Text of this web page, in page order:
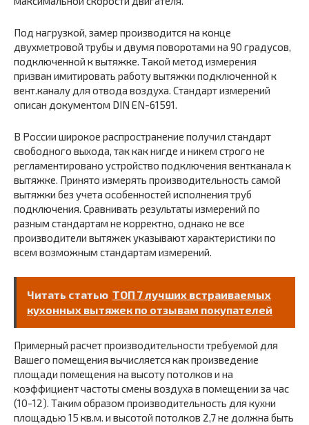
Под нагрузкой, замер производится на конце
двухметровой трубы и двумя поворотами на 90 градусов,
подключенной к вытяжке. Такой метод измерения
призван имитировать работу вытяжки подключенной к
вент.каналу для отвода воздуха. Стандарт измерений
описан документом DIN EN-61591.
В России широкое распространение получил стандарт
свободного выхода, так как нигде и никем строго не
регламентировано устройство подключения вентканала к
вытяжке. Принято измерять производительность самой
вытяжки без учета особенностей исполнения труб
подключения. Сравнивать результаты измерений по
разным стандартам не корректно, однако не все
производители вытяжек указывают характеристики по
всем возможным стандартам измерений.
Читать статью ТОП 7 лучших встраиваемых
кухонных вытяжек по отзывам покупателей
Примерный расчет производительности требуемой для
Вашего помещения вычисляется как произведение
площади помещения на высоту потолков и на
коэффициент частоты смены воздуха в помещении за час
(10-12). Таким образом производительность для кухни
площадью 15 кв.м. и высотой потолков 2,7 не должна быть